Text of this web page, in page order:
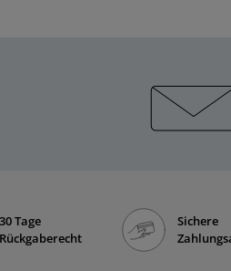
30 Tage
Rückgaberecht
Sichere